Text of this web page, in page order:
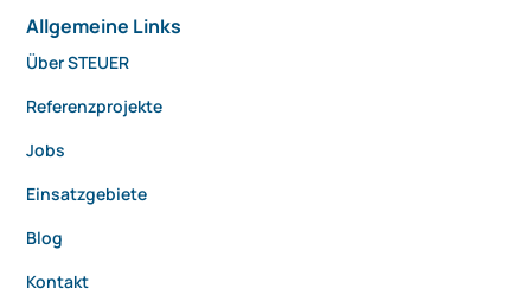
Allgemeine Links
Über STEUER
Referenzprojekte
Jobs
Einsatzgebiete
Blog
Kontakt